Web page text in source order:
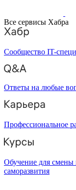
Все сервисы Хабра
Сообщество IT-
Ответы на любые
Профессиональное
Обучение для смены
саморазвития